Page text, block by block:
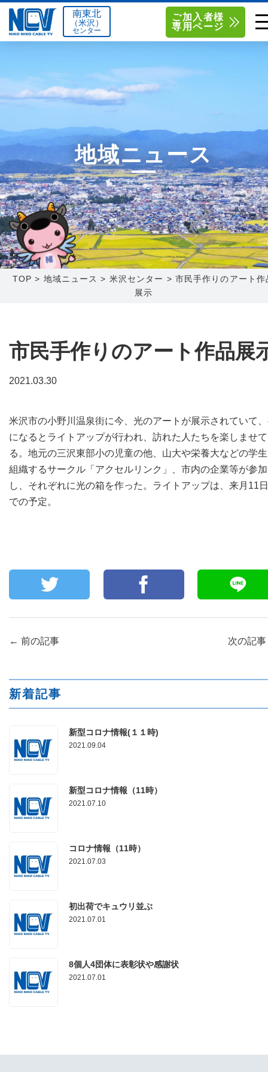
南東北センター（福島）
函館センター 0138-34-2525
新潟センター 025-210-1200
単品料金
お得なセットプラン
料金シミュレーション
サポート
Q&A
センター情報
〒992-0044
山形県米沢市春日四丁目2-75
0238-24-2525
営業時間 9:00～18:00
南東北センター(福島)
〒960-8252
福島県福島市御山字一本松17-1-
1
0120-173-577
営業時間 9:15～18:00
北海道函館市桔梗町379-31
0138-34-2525
営業時間 9:00～18:00
新潟県新潟市西区山田2310-39
025-210-1200
営業時間 9:00～18:00
南東北
（米沢）
センター
ご加入者様
専用ページ
地域ニュース
TOP > 地域ニュース > 米沢センター > 市民手作りのアート作
展示
市民手作りのアート作品展
2021.03.30
米沢市の小野川温泉街に今、光のアートが展示されていて
になるとライトアップが行われ、訪れた人たちを楽しませ
る。地元の三沢東部小の児童の他、山大や栄養大などの学
組織するサークル「アクセルリンク」、市内の企業等が参加
し、それぞれに光の箱を作った。ライトアップは、来月11
での予定。
← 前の記事 次の記事
新着記事
新型コロナ情報(１１時)
2021.09.04
新型コロナ情報（11時）
2021.07.10
コロナ情報（11時）
2021.07.03
初出荷でキュウリ並ぶ
2021.07.01
8個人4団体に表彰状や感謝状
2021.07.01